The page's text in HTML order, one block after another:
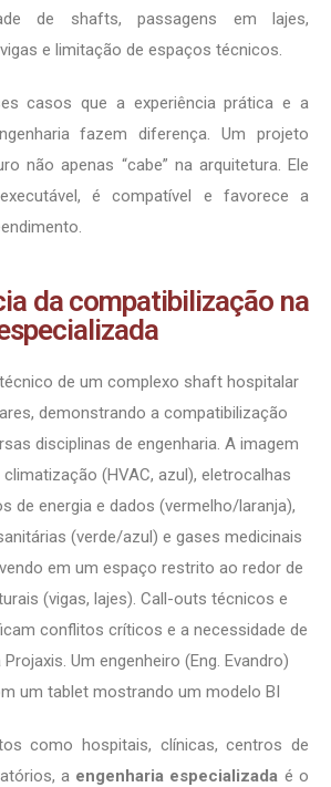
de shafts, passagens em lajes,
e limitação de espaços técnicos.
casos que a experiência prática e a
fazem diferença. Um projeto
não apenas “cabe” na arquitetura. Ele
é compatível e favorece a
da compatibilização na
como hospitais, clínicas, centros de
a engenharia especializada é o